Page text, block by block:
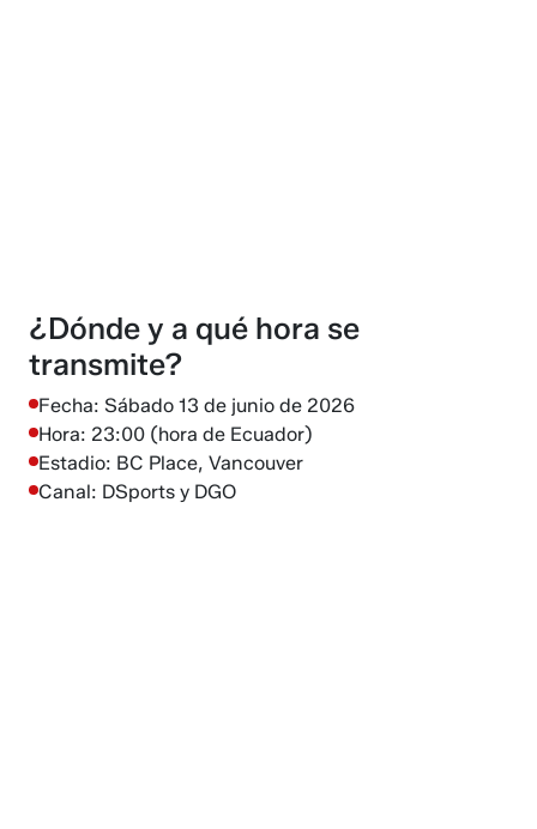
¿Dónde y a qué hora se
transmite?
Fecha: Sábado 13 de junio de 2026
Hora: 23:00 (hora de Ecuador)
Estadio: BC Place, Vancouver
Canal: DSports y DGO